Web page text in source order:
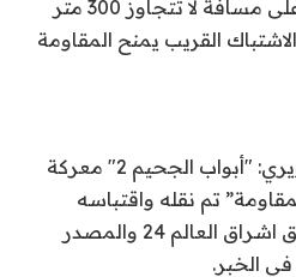
السيف 1 و2، والتي نفذت على مسافة لا تتجاوز 300 متر
القريب يمنح المقاومة
الجدير بالذكر أن خبر “الدويري: "أبواب الجحيم 2" معركة
تم نقله واقتباسه
والتعديل عليه من قبل فريق اشراق العالم 24 والمصدر
الخبر.